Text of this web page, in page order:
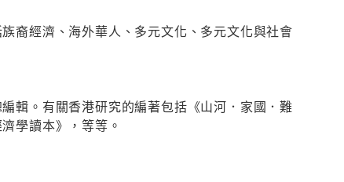
裔經濟、海外華人、多元文化、多元文化與社會
輯。有關香港研究的編著包括《山河．家國．難
學讀本》，等等。